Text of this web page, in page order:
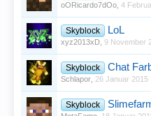
oORicardo7dOo 4
Skyblock LoL
xyz2013xD 9 November
Skyblock Chat
Schlapor 26 Januar 2015
Skyblock